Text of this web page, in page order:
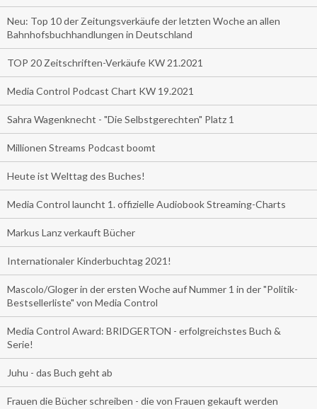
Neu: Top 10 der Zeitungsverkäufe der letzten Woche an allen
Bahnhofsbuchhandlungen in Deutschland
TOP 20 Zeitschriften-Verkäufe KW 21.2021
Media Control Podcast Chart KW 19.2021
Sahra Wagenknecht - "Die Selbstgerechten" Platz 1
Millionen Streams Podcast boomt
Heute ist Welttag des Buches!
Media Control launcht 1. offizielle Audiobook Streaming-Charts
Markus Lanz verkauft Bücher
Internationaler Kinderbuchtag 2021!
Mascolo/Gloger in der ersten Woche auf Nummer 1 in der "Politik-
Bestsellerliste" von Media Control
Media Control Award: BRIDGERTON - erfolgreichstes Buch &
Serie!
Juhu - das Buch geht ab
Frauen die Bücher schreiben - die von Frauen gekauft werden